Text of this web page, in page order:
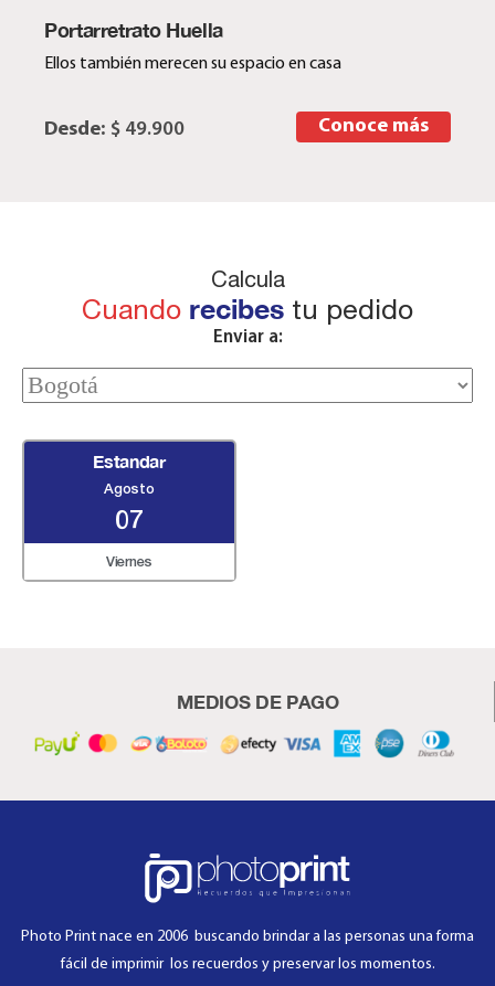
Portarretrato Huella
Ellos también merecen su espacio en casa
Desde: $ 49.900 Conoce más
Calcula
Cuando recibes tu pedido
Enviar a:
Estandar
Agosto
07
Viernes
MEDIOS DE PAGO
Photo Print nace en 2006 buscando brindar a las personas una forma
fácil de imprimir los recuerdos y preservar los momentos.